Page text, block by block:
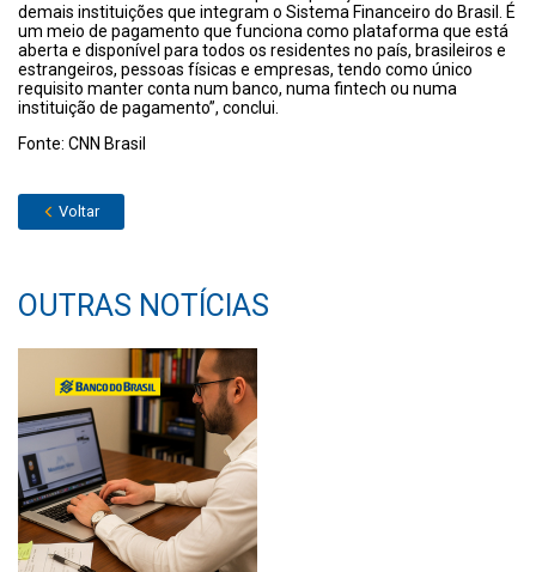
demais instituições que integram o Sistema Financeiro do Brasil. É
um meio de pagamento que funciona como plataforma que está
aberta e disponível para todos os residentes no país, brasileiros e
estrangeiros, pessoas físicas e empresas, tendo como único
requisito manter conta num banco, numa fintech ou numa
instituição de pagamento”, conclui.
Fonte: CNN Brasil
Voltar
OUTRAS NOTÍCIAS